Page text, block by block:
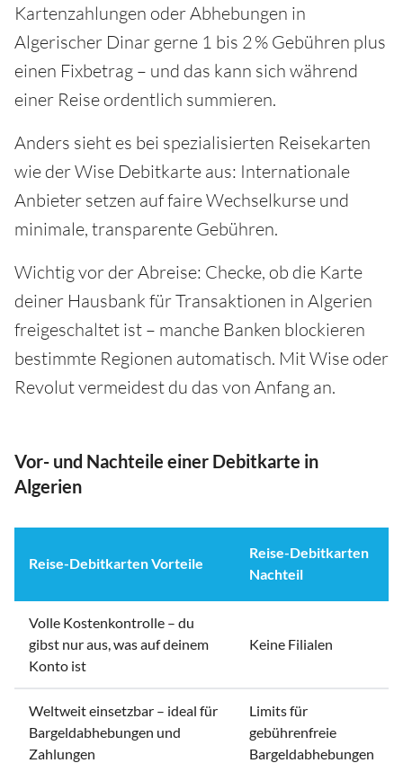
Kartenzahlungen oder Abhebungen in
Algerischer Dinar gerne 1 bis 2 % Gebühren plus
einen Fixbetrag – und das kann sich während
einer Reise ordentlich summieren.
Anders sieht es bei spezialisierten Reisekarten
wie der Wise Debitkarte aus: Internationale
Anbieter setzen auf faire Wechselkurse und
minimale, transparente Gebühren.
Wichtig vor der Abreise: Checke, ob die Karte
deiner Hausbank für Transaktionen in Algerien
freigeschaltet ist – manche Banken blockieren
bestimmte Regionen automatisch. Mit Wise oder
Revolut vermeidest du das von Anfang an.
Vor- und Nachteile einer Debitkarte in
Algerien
Reise-Debitkarten Vorteile
Reise-Debitkarten
Nachteil
Volle Kostenkontrolle – du
gibst nur aus, was auf deinem
Konto ist
Keine Filialen
Weltweit einsetzbar – ideal für
Bargeldabhebungen und
Zahlungen
Limits für
gebührenfreie
Bargeldabhebungen